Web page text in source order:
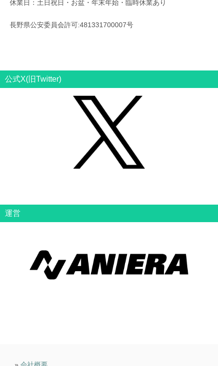
休業日：土日祝日・お盆・年末年始・臨時休業あり
長野県公安委員会許可:481331700007号
公式X(旧Twitter)
運営